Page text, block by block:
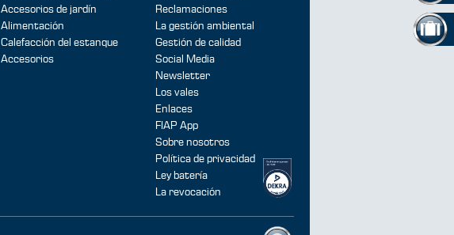
Accesorios de jardín
Alimentación
Calefacción del estanque
Accesorios
Reclamaciones
La gestión ambiental
Gestión de calidad
Social Media
Newsletter
Los vales
Enlaces
FIAP App
Sobre nosotros
Política de privacidad
Ley batería
La revocación